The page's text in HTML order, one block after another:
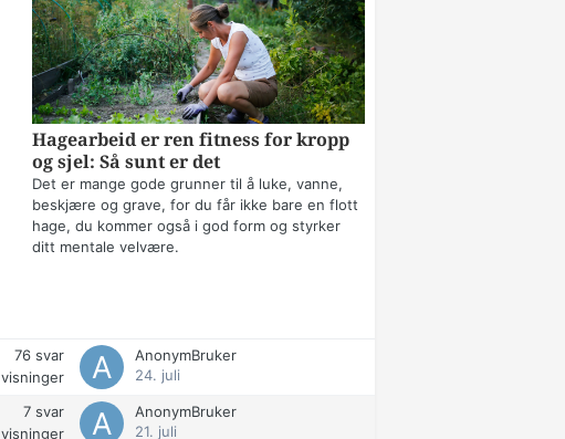
Hagearbeid er ren fitness for kropp
og sjel: Så sunt er det
Det er mange gode grunner til å luke, vanne,
beskjære og grave, for du får ikke bare en flott
hage, du kommer også i god form og styrker
ditt mentale velvære.
76 svar
visninger
AnonymBruker
24. juli
7 svar
visninger
AnonymBruker
21. juli